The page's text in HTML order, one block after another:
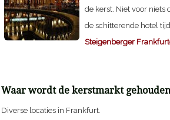
de kerst. Niet voor niets
de schitterende hotel
Steigenberger
Waar wordt de kerstmarkt
Diverse locaties in Frankfurt.